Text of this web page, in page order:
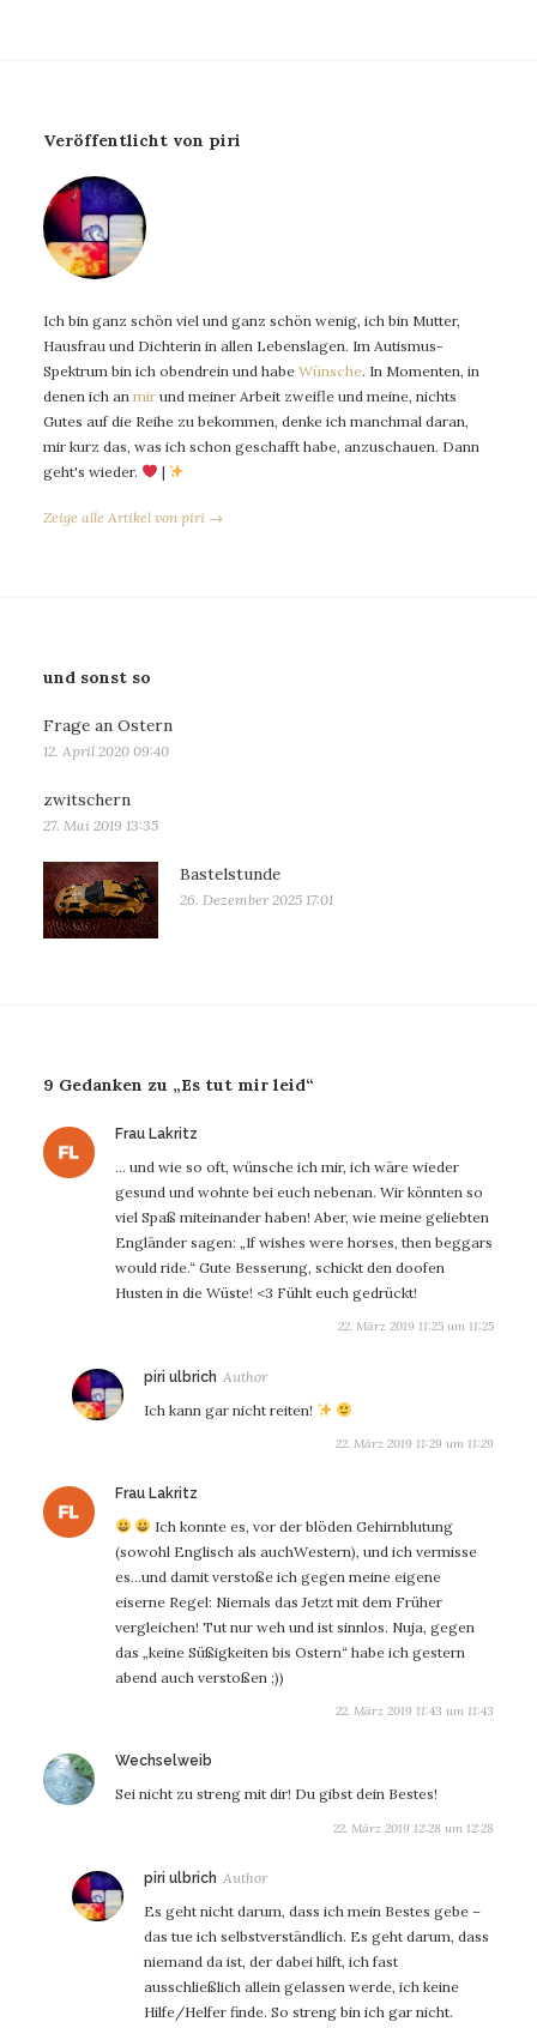
Veröffentlicht von piri
Ich bin ganz schön viel und ganz schön wenig, ich bin Mutter,
Hausfrau und Dichterin in allen Lebenslagen. Im Autismus-
Spektrum bin ich obendrein und habe Wünsche. In Momenten, in
denen ich an mir und meiner Arbeit zweifle und meine, nichts
Gutes auf die Reihe zu bekommen, denke ich manchmal daran,
mir kurz das, was ich schon geschafft habe, anzuschauen. Dann
geht's wieder.
|
Zeige alle Artikel von piri →
und sonst so
Frage an Ostern
12. April 2020 09:40
zwitschern
27. Mai 2019 13:35
Bastelstunde
26. Dezember 2025 17:01
9 Gedanken zu „Es tut mir leid“
Frau Lakritz
… und wie so oft, wünsche ich mir, ich wäre wieder
gesund und wohnte bei euch nebenan. Wir könnten so
viel Spaß miteinander haben! Aber, wie meine geliebten
Engländer sagen: „If wishes were horses, then beggars
would ride.“ Gute Besserung, schickt den doofen
Husten in die Wüste! <3 Fühlt euch gedrückt!
22. März 2019 11:25 um 11:25
piri ulbrich sagt:
Ich kann gar nicht reiten!
22. März 2019 11:29 um 11:29
Frau Lakritz
Ich konnte es, vor der blöden Gehirnblutung
(sowohl Englisch als auchWestern), und ich vermisse
es…und damit verstoße ich gegen meine eigene
eiserne Regel: Niemals das Jetzt mit dem Früher
vergleichen! Tut nur weh und ist sinnlos. Nuja, gegen
das „keine Süßigkeiten bis Ostern“ habe ich gestern
abend auch verstoßen ;))
22. März 2019 11:43 um 11:43
Wechselweib
Sei nicht zu streng mit dir! Du gibst dein Bestes!
22. März 2019 12:28 um 12:28
piri ulbrich sagt:
Es geht nicht darum, dass ich mein Bestes gebe –
das tue ich selbstverständlich. Es geht darum, dass
niemand da ist, der dabei hilft, ich fast
ausschließlich allein gelassen werde, ich keine
Hilfe/Helfer finde. So streng bin ich gar nicht.